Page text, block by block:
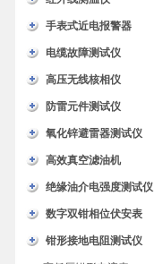
手表式近电报警器
电缆故障测试仪
高压无线核相仪
防雷元件测试仪
氧化锌避雷器测试仪
高效真空滤油机
绝缘油介电强度测试仪
数字双钳相位伏安表
钳形接地电阻测试仪